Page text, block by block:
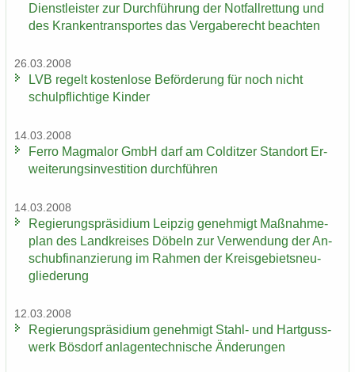
Dienst­leis­ter zur Durch­füh­rung der Not­fall­ret­tung und
des Kran­ken­trans­por­tes das Ver­ga­be­recht be­ach­ten
26.03.2008
LVB re­gelt kos­ten­lo­se Be­för­de­rung für noch nicht
schul­pflich­ti­ge Kin­der
14.03.2008
Ferro Mag­ma­lor GmbH darf am Col­dit­zer Stand­ort Er­
wei­te­rungs­in­ves­ti­ti­on durch­füh­ren
14.03.2008
Re­gie­rungs­prä­si­di­um Leip­zig ge­neh­migt Maß­nah­me­
plan des Land­krei­ses Dö­beln zur Ver­wen­dung der An­
schub­fi­nan­zie­rung im Rah­men der Kreis­ge­biets­neu­
glie­de­rung
12.03.2008
Re­gie­rungs­prä­si­di­um ge­neh­migt Stahl-​ und Hart­guss­
werk Bös­dorf an­la­gen­tech­ni­sche Än­de­run­gen